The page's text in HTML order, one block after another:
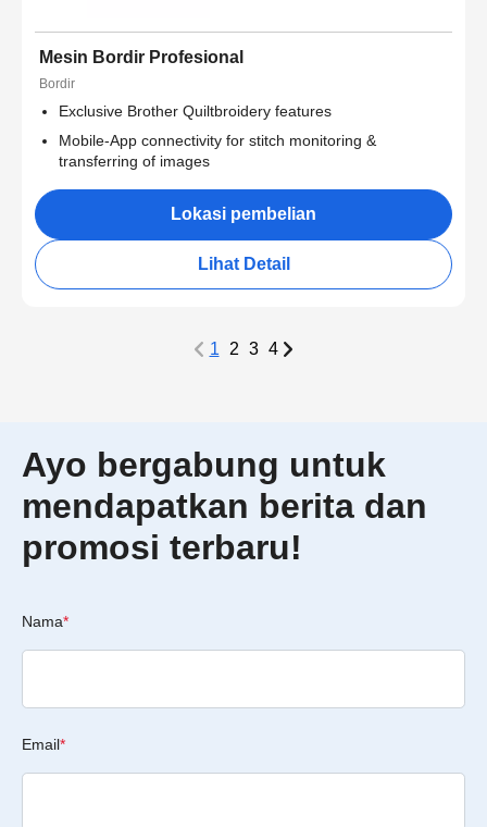
Mesin Bordir Profesional
Bordir
Exclusive Brother Quiltbroidery features
Mobile-App connectivity for stitch monitoring &
transferring of images
Lokasi pembelian
Lihat Detail
1 2 3 4
Ayo bergabung untuk
mendapatkan berita dan
promosi terbaru!
Nama*
Email*